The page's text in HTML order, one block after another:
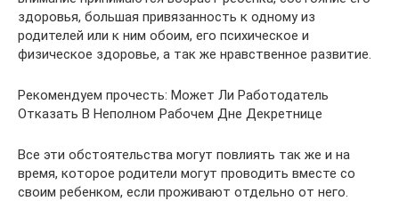
здоровья, большая привязанность к одному из
родителей или к ним обоим, его психическое и
физическое здоровье, а так же нравственное развитие.
Рекомендуем прочесть: Может Ли Работодатель
Отказать В Неполном Рабочем Дне Декретнице
Все эти обстоятельства могут повлиять так же и на
время, которое родители могут проводить вместе со
своим ребенком, если проживают отдельно от него.